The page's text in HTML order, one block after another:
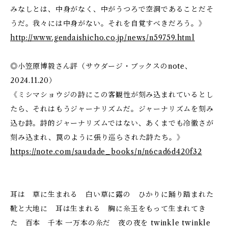
みなしとは、中身がなく、中がうつろで空洞であることだそ
うだ。我々には中身がない。それを自覚すべきだろう。》
http://www.gendaishicho.co.jp/news/n59759.html
◎小笠原博毅さん評（サウダージ・ブックスのnote、
2024.11.20）
《ミシマショウジの詩にこの客観性が刻み込まれているとし
たら、それはもうジャーナリズムだ。ジャーナリズムを刻み
込む詩。詩的ジャーナリズムではない、あくまでも冷徹さが
刻み込まれ、罠のように張り巡らされた詩たち。》
https://note.com/saudade_books/n/n6cad6d420f32
耳は 草に生まれる 白い草に露の ひかりに踊り踏まれた
靴と大地に 耳は生まれる 胸に糸玉をもって生まれてき
た 百本 千本 一万本の糸だ 夜の夜を twinkle twinkle